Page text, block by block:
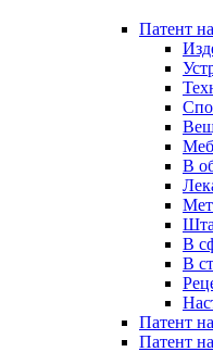
Патент
В
В
В
Патент
Патент